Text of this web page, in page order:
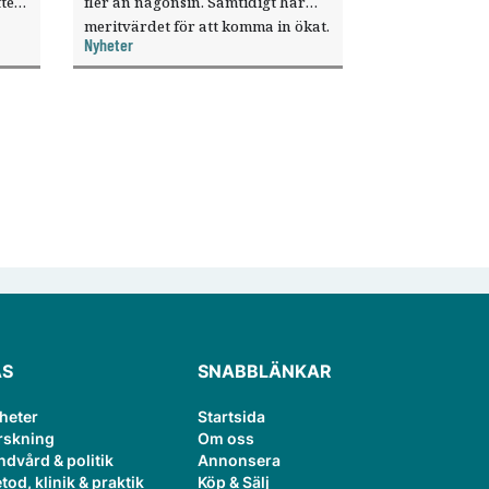
meritvärdet för att komma in ökat.
Nyheter
& politik
klinik & praktik
SNABBLÄNKAR
Startsida
Om oss
Annonsera
Köp & Sälj